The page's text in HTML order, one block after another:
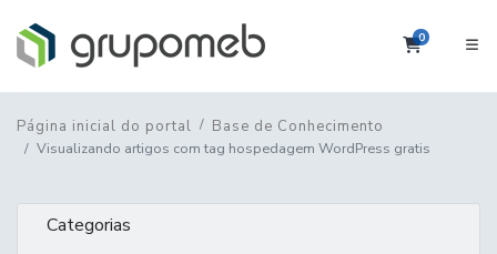
0Carrinho
Página inicial do portal Base de Conhecimento
Visualizando artigos com tag hospedagem WordPress gratis
Categorias